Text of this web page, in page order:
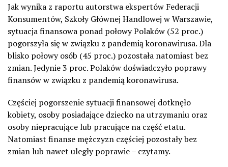
Jak wynika z raportu autorstwa ekspertów Federacji
Konsumentów, Szkoły Głównej Handlowej w Warszawie,
sytuacja finansowa ponad połowy Polaków (52 proc.)
pogorszyła się w związku z pandemią koronawirusa. Dla
blisko połowy osób (45 proc.) pozostała natomiast bez
zmian. Jedynie 3 proc. Polaków doświadczyło poprawy
finansów w związku z pandemią koronawirusa.
Częściej pogorszenie sytuacji finansowej dotknęło
kobiety, osoby posiadające dziecko na utrzymaniu oraz
osoby niepracujące lub pracujące na część etatu.
Natomiast finanse mężczyzn częściej pozostały bez
zmian lub nawet uległy poprawie – czytamy.